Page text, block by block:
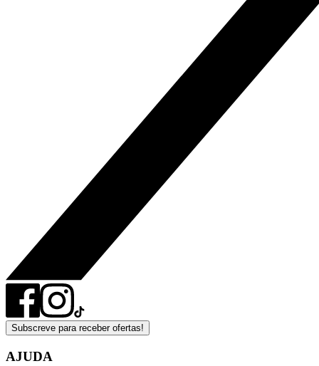
Subscreve para receber ofertas!
AJUDA